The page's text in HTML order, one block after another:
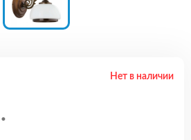
Нет в наличии